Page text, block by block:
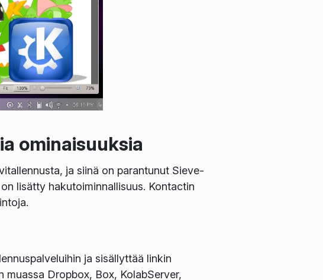
ominaisuuksia
ja siinä on parantunut Sieve-
lisätty hakutoiminnallisuus. Kontactin
ja sisällyttää linkin
Dropbox, Box, KolabServer,